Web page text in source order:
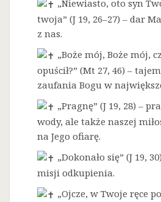
„Niewiasto, oto syn
twoja” (J 19, 26–27) – dar
z nas.
„Boże mój, Boże mój,
opuścił?” (Mt 27, 46) –
zaufania Bogu w
„Pragnę” (J 19, 28) –
wody, ale także naszej
na Jego ofiarę.
„Dokonało się” (J 19,
misji odkupienia.
„Ojcze, w Twoje ręce